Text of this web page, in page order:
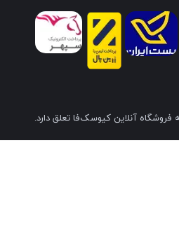
آنلاین کیوسک‌فا تعلق دارد.